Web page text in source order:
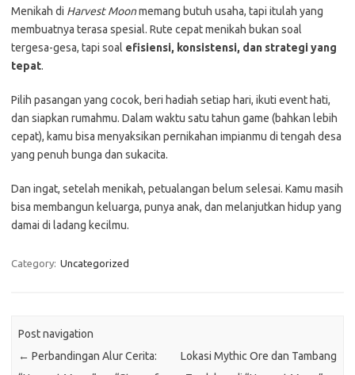
Menikah di Harvest Moonmemang butuh usaha, tapi itulah yang
membuatnya terasa spesial. Rute cepat menikah bukan soal
tergesa-gesa, tapi soal efisiensi, konsistensi, dan strategi yang
tepat.
Pilih pasangan yang cocok, beri hadiah setiap hari, ikuti event hati,
dan siapkan rumahmu. Dalam waktu satu tahun game (bahkan lebih
cepat), kamu bisa menyaksikan pernikahan impianmu di tengah desa
yang penuh bunga dan sukacita.
Dan ingat, setelah menikah, petualangan belum selesai. Kamu masih
bisa membangun keluarga, punya anak, dan melanjutkan hidup yang
damai di ladang kecilmu.
Category: Uncategorized
Post navigation
← Perbandingan Alur Cerita:
Lokasi Mythic Ore dan Tambang